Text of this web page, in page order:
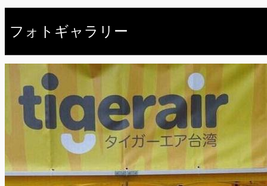
フォトギャラリー